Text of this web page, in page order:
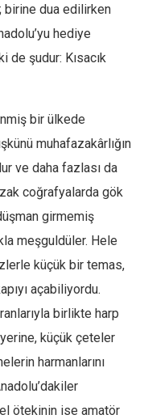
birine dua edilirken
hediye
de şudur: Kısacık
bir ülkede
muhafazakârlığın
ve daha fazlası da
coğrafyalarda gök
girmemiş
meşguldüler. Hele
küçük bir temas,
açabiliyordu.
birlikte harp
küçük çeteler
harmanlarını
ötekinin ise amatör